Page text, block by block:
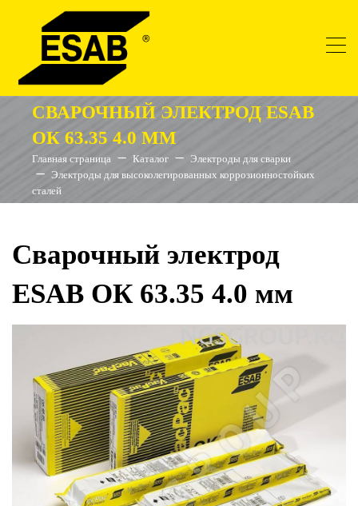
СВАРОЧНЫЙ ЭЛЕКТРОД ESAB
ОК 63.35 4.0 ММ
Главная страница Каталог
Электроды для сварки
Электроды для высоколегированных коррозионностойких
сталей
Сварочный электрод
ESAB ОК 63.35 4.0 мм